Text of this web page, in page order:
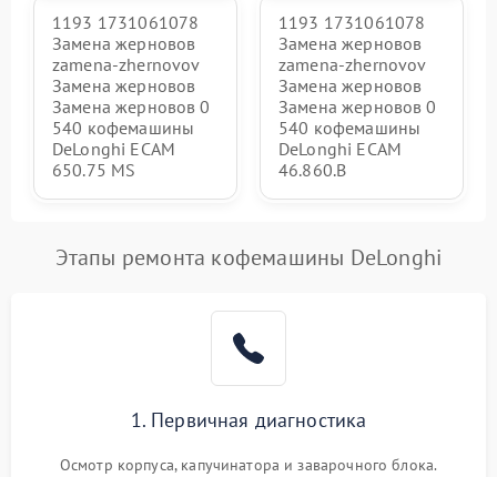
1193 1731061078
Замена жерновов
zamena-zhernovov
Замена жерновов
Замена жерновов 0
540 кофемашины
DeLonghi ECAM
650.75 MS
1193 1731061078
Замена жерновов
zamena-zhernovov
Замена жерновов
Замена жерновов 0
540 кофемашины
DeLonghi ECAM
46.860.B
Этапы ремонта кофемашины DeLonghi
1. Первичная диагностика
Осмотр корпуса, капучинатора и заварочного блока.